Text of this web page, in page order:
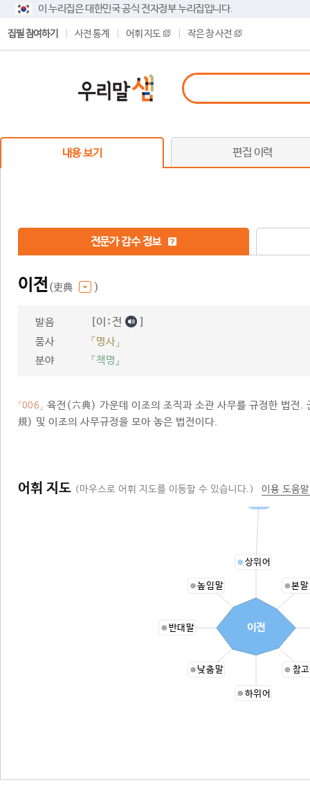
이 누리집은 대한민국 공식 전자정부 누리집입니다.
집필 참여하기 사전 통계 어휘 지도 작은 창 사전
내용 보기 편집 이력
전문가 감수 정보
이전(吏典 )
발음 [이ː전 ]
품사
「명사」
분야
『책명』
「006」 육전(六典) 가운데 이조의 조직과 소관 사무를 규정한 법전
規) 및 이조의 사무규정을 모아 놓은 법전이다.
어휘 지도 (마우스로 어휘 지도를 이동할 수 있습니다.) 이용 도움
상위어
본
참
하위어
낮춤말
반대말
높임말
이전